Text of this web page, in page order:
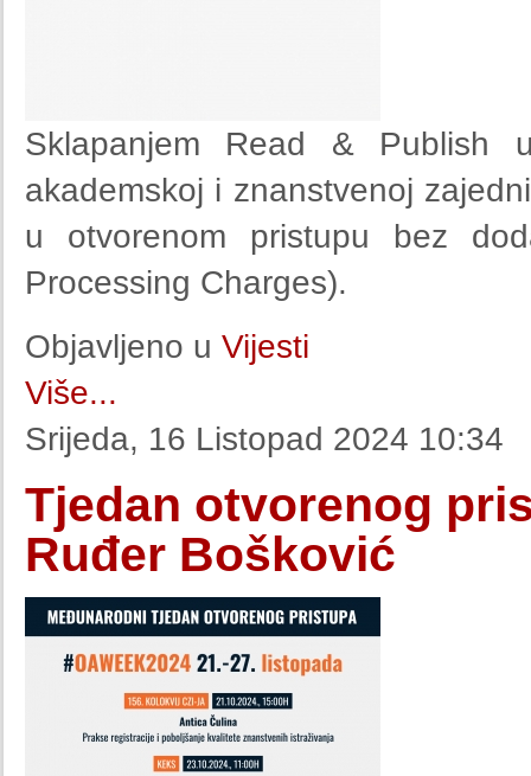
Sklapanjem Read & Publish
akademskoj i znanstvenoj
u otvorenom pristupu bez
Processing Charges).
Objavljeno u Vijesti
Više...
Srijeda, 16 Listopad 2024 10:34
Tjedan otvorenog
Ruđer Bošković